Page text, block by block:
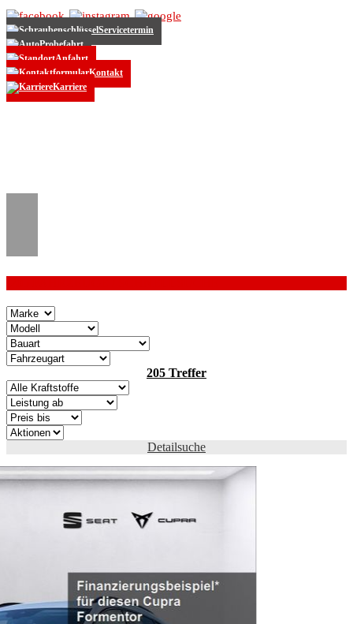
Servicetermin
Probefahrt
Anfahrt
Kontakt
Karriere
205 Treffer
Detailsuche